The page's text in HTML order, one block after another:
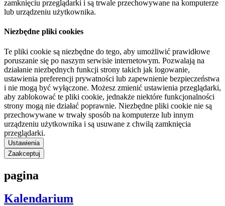
zamknięciu przeglądarki i są trwale przechowywane na komputerze
lub urządzeniu użytkownika.
Niezbędne pliki cookies
Te pliki cookie są niezbędne do tego, aby umożliwić prawidłowe
poruszanie się po naszym serwisie internetowym. Pozwalają na
działanie niezbędnych funkcji strony takich jak logowanie,
ustawienia preferencji prywatności lub zapewnienie bezpieczeństwa
i nie mogą być wyłączone. Możesz zmienić ustawienia przeglądarki,
aby zablokować te pliki cookie, jednakże niektóre funkcjonalności
strony mogą nie działać poprawnie. Niezbędne pliki cookie nie są
przechowywane w trwały sposób na komputerze lub innym
urządzeniu użytkownika i są usuwane z chwilą zamknięcia
przeglądarki.
Ustawienia
Zaakceptuj
pagina
Kalendarium